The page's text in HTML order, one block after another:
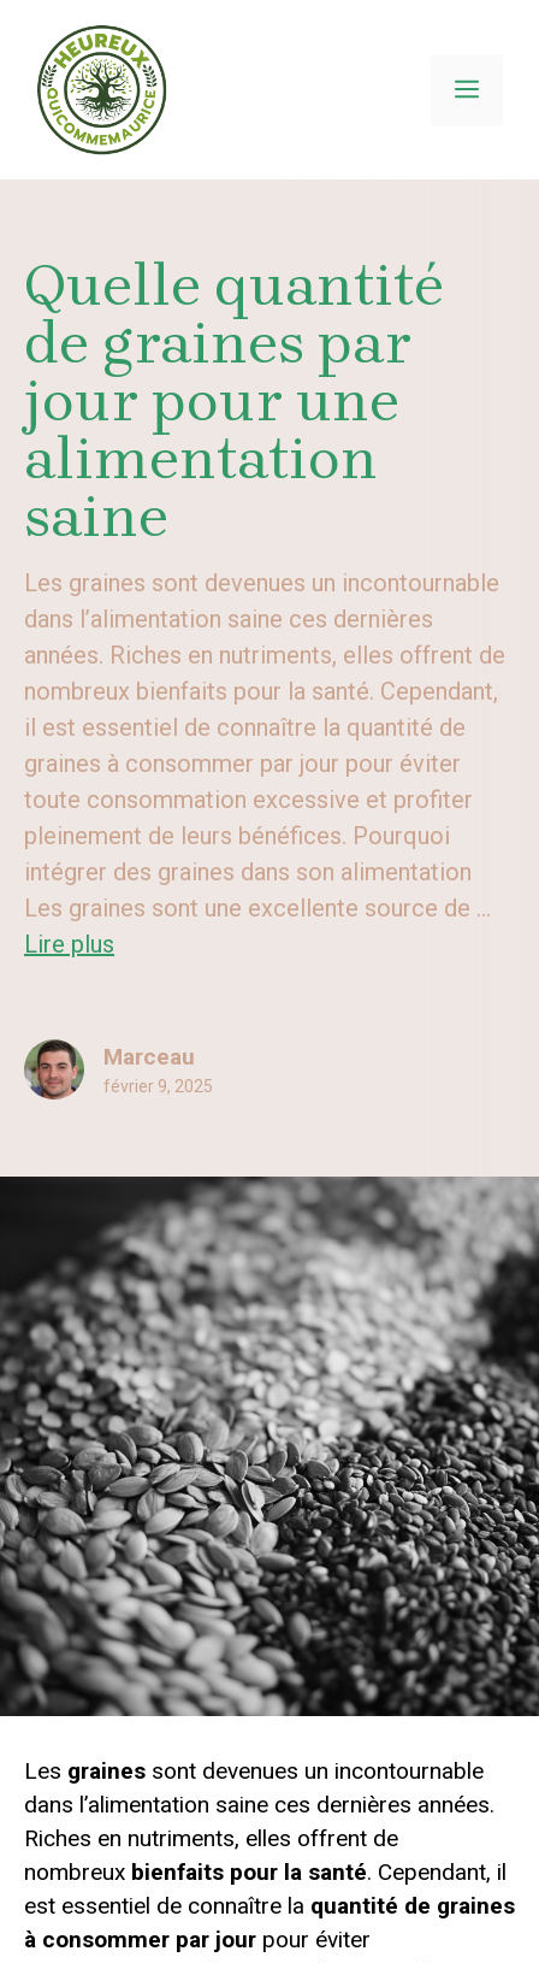
contenu
Quelle quantité
de graines par
jour pour une
alimentation
saine
Les graines sont devenues un incontournable
dans l’alimentation saine ces dernières
années. Riches en nutriments, elles offrent de
nombreux bienfaits pour la santé. Cependant,
il est essentiel de connaître la quantité de
graines à consommer par jour pour éviter
toute consommation excessive et profiter
pleinement de leurs bénéfices. Pourquoi
intégrer des graines dans son alimentation
Les graines sont une excellente source de ...
Lire plus
Marceau
février 9, 2025
Les graines sont devenues un incontournable
dans l’alimentation saine ces dernières années.
Riches en nutriments, elles offrent de
nombreux bienfaits pour la santé. Cependant, il
est essentiel de connaître la quantité de graines
à consommer par jour pour éviter